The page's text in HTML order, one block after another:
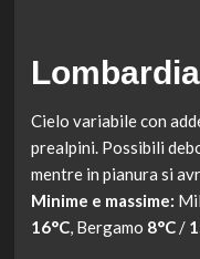
Lombardia
Cielo variabile con
prealpini. Possibili
mentre in pianura si
Minime e massime:
16°C, Bergamo 8°C/